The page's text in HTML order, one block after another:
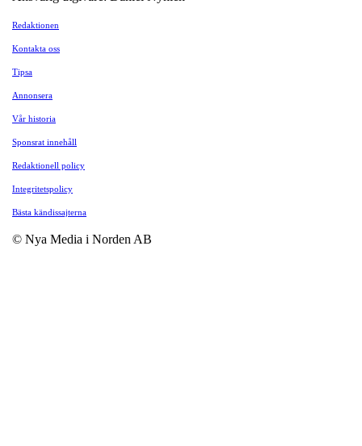
Redaktionen
Kontakta oss
Tipsa
Annonsera
Vår historia
Sponsrat innehåll
Redaktionell policy
Integritetspolicy
Bästa kändissajterna
© Nya Media i Norden AB